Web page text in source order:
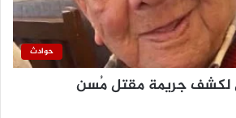
حوادث
لكشف جريمة مقتل مُسن